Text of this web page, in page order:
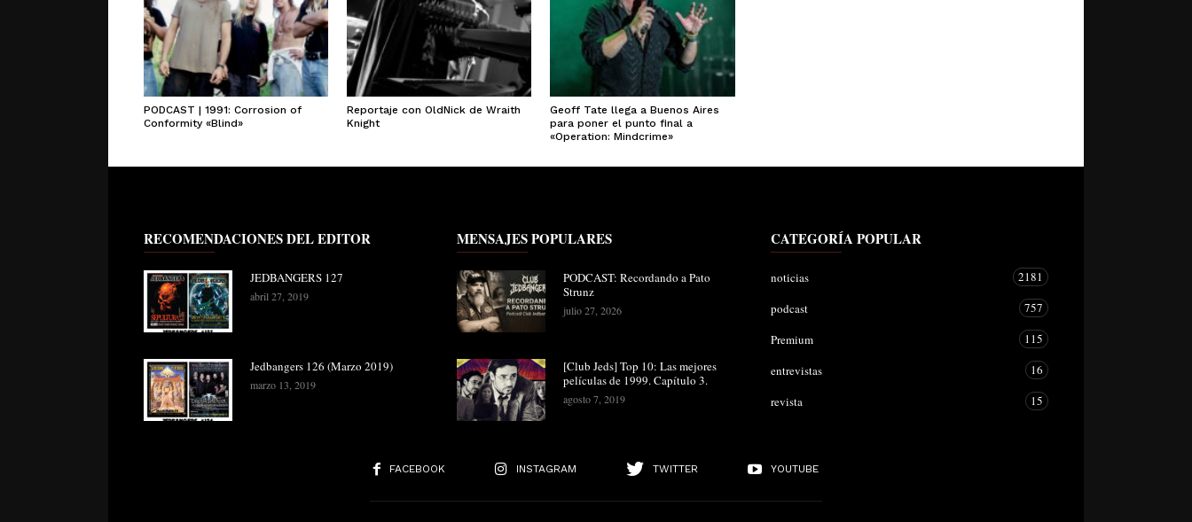
PODCAST | 1991: Corrosion of
Conformity «Blind»
Reportaje con OldNick de Wraith
Knight
Geoff Tate llega a Buenos Aires
para poner el punto final a
«Operation: Mindcrime»
RECOMENDACIONES DEL EDITOR
JEDBANGERS 127
abril 27, 2019
Jedbangers 126 (Marzo 2019)
marzo 13, 2019
MENSAJES POPULARES
PODCAST: Recordando a Pato
Strunz
julio 27, 2026
[Club Jeds] Top 10: Las mejores
películas de 1999. Capítulo 3.
agosto 7, 2019
CATEGORÍA POPULAR
noticias
2181
podcast
757
Premium
115
entrevistas
16
revista
15
FACEBOOK INSTAGRAM TWITTER YOUTUBE